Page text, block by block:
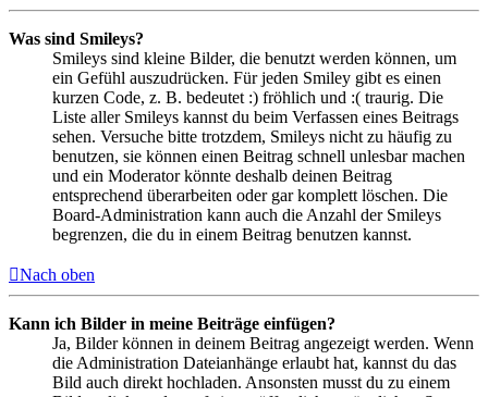
Was sind Smileys?
Smileys sind kleine Bilder, die benutzt werden können, um
ein Gefühl auszudrücken. Für jeden Smiley gibt es einen
kurzen Code, z. B. bedeutet :) fröhlich und :( traurig. Die
Liste aller Smileys kannst du beim Verfassen eines Beitrags
sehen. Versuche bitte trotzdem, Smileys nicht zu häufig zu
benutzen, sie können einen Beitrag schnell unlesbar machen
und ein Moderator könnte deshalb deinen Beitrag
entsprechend überarbeiten oder gar komplett löschen. Die
Board-Administration kann auch die Anzahl der Smileys
begrenzen, die du in einem Beitrag benutzen kannst.
Nach oben
Kann ich Bilder in meine Beiträge einfügen?
Ja, Bilder können in deinem Beitrag angezeigt werden. Wenn
die Administration Dateianhänge erlaubt hat, kannst du das
Bild auch direkt hochladen. Ansonsten musst du zu einem